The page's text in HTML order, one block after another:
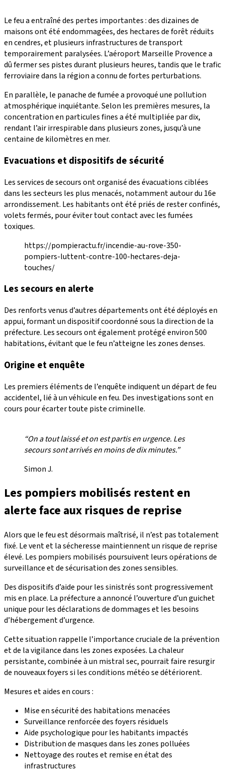
Le feu a entraîné des pertes importantes : des dizaines de
maisons ont été endommagées, des hectares de forêt réduits
en cendres, et plusieurs infrastructures de transport
temporairement paralysées. L’aéroport Marseille Provence a
dû fermer ses pistes durant plusieurs heures, tandis que le trafic
ferroviaire dans la région a connu de fortes perturbations.
En parallèle, le panache de fumée a provoqué une pollution
atmosphérique inquiétante. Selon les premières mesures, la
concentration en particules fines a été multipliée par dix,
rendant l’air irrespirable dans plusieurs zones, jusqu’à une
centaine de kilomètres en mer.
Evacuations et dispositifs de sécurité
Les services de secours ont organisé des évacuations ciblées
dans les secteurs les plus menacés, notamment autour du 16e
arrondissement. Les habitants ont été priés de rester confinés,
volets fermés, pour éviter tout contact avec les fumées
toxiques.
https://pompieractu.fr/incendie-au-rove-350-
pompiers-luttent-contre-100-hectares-deja-
touches/
Les secours en alerte
Des renforts venus d’autres départements ont été déployés en
appui, formant un dispositif coordonné sous la direction de la
préfecture. Les secours ont également protégé environ 500
habitations, évitant que le feu n’atteigne les zones denses.
Origine et enquête
Les premiers éléments de l’enquête indiquent un départ de feu
accidentel, lié à un véhicule en feu. Des investigations sont en
cours pour écarter toute piste criminelle.
“On a tout laissé et on est partis en urgence. Les
secours sont arrivés en moins de dix minutes.”
Simon J.
Les pompiers mobilisés restent en
alerte face aux risques de reprise
Alors que le feu est désormais maîtrisé, il n’est pas totalement
fixé. Le vent et la sécheresse maintiennent un risque de reprise
élevé. Les pompiers mobilisés poursuivent leurs opérations de
surveillance et de sécurisation des zones sensibles.
Des dispositifs d’aide pour les sinistrés sont progressivement
mis en place. La préfecture a annoncé l’ouverture d’un guichet
unique pour les déclarations de dommages et les besoins
d’hébergement d’urgence.
Cette situation rappelle l’importance cruciale de la prévention
et de la vigilance dans les zones exposées. La chaleur
persistante, combinée à un mistral sec, pourrait faire resurgir
de nouveaux foyers si les conditions météo se détériorent.
Mesures et aides en cours :
Mise en sécurité des habitations menacées
Surveillance renforcée des foyers résiduels
Aide psychologique pour les habitants impactés
Distribution de masques dans les zones polluées
Nettoyage des routes et remise en état des
infrastructures